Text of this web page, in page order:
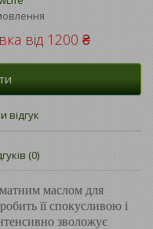
від 1200 ₴
відгук
(0)
маслом для
її спокусливою і
зволожує